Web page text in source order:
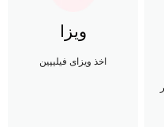
ویزا
اخذ ویزای فیلیپین